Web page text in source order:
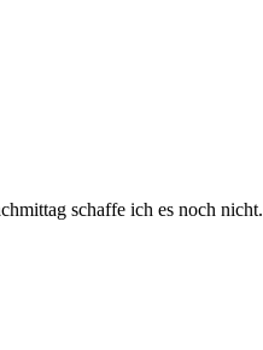
schaffe ich es noch nicht.